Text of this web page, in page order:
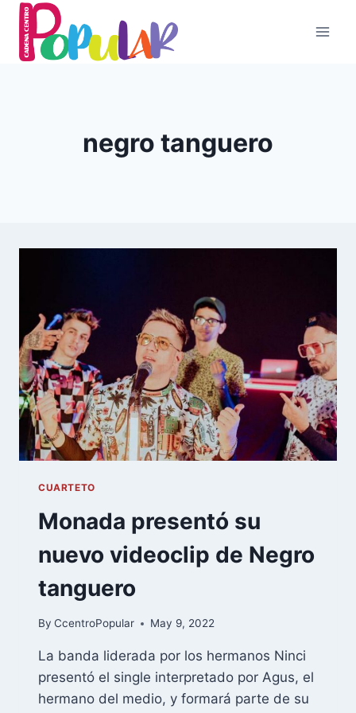
Skip
content
negro tanguero
CUARTETO
Monada presentó su
nuevo videoclip de Negro
tanguero
By CcentroPopular May 9, 2022
La banda liderada por los hermanos Ninci
presentó el single interpretado por Agus, el
hermano del medio, y formará parte de su